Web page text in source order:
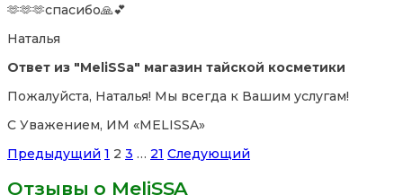
out
5
🫶🫶🫶спасибо🙏💕
Наталья
Ответ из "MeliSSa" магазин тайской косметики
Пожалуйста, Наталья! Мы всегда к Вашим услугам!
С Уважением, ИМ «MELISSA»
Site
Reviews
Предыдущий Страница
1 Страница
2 Страница
3 … Страница
21 Следующий
Отзывы о MeliSSA